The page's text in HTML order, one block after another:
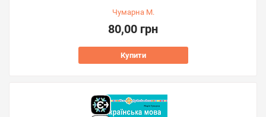
Чумарна М.
80,00 грн
Купити